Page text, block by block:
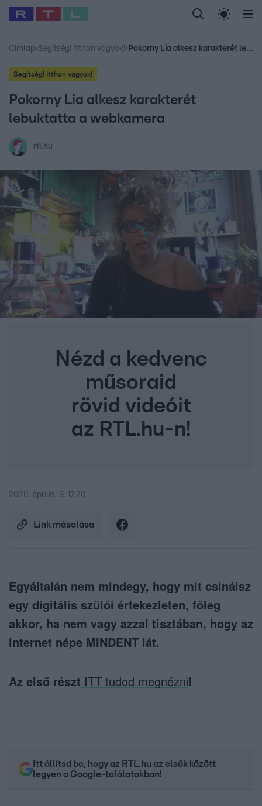
Legfrissebb RTL Híradó Randi Celeb vagyok,
Babits Marcella Most Wanted Gallusz
Címlap›Segítség! Itthon vagyok!› Pokorny Lia alkesz karakterét lebuktatta a webkamera
Segítség! Itthon vagyok!
Pokorny Lia alkesz karakterét
lebuktatta a webkamera
rtl.hu
Nézd a kedvenc
műsoraid
rövid videóit
az RTL.hu-n!
2020. április 19. 17:20
Link másolása
Egyáltalán nem mindegy, hogy mit csinálsz
egy digitális szülői értekezleten, főleg
akkor, ha nem vagy azzal tisztában, hogy az
internet népe MINDENT lát.
Az első részt ITT tudod megnézni!
Itt állítsd be, hogy az RTL.hu az elsők között
legyen a Google-találatokban!